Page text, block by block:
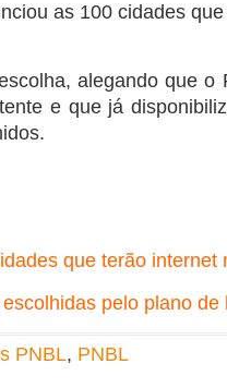
as 100 cidades
alegando que o
e que já
que terão internet
pelo plano de
PNBL, PNBL